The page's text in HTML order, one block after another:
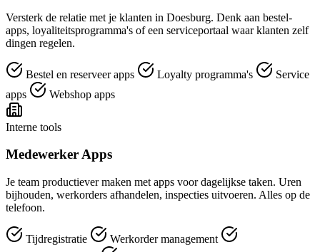
Versterk de relatie met je klanten in Doesburg. Denk aan bestel-
apps, loyaliteitsprogramma's of een serviceportaal waar klanten zelf
dingen regelen.
Bestel en reserveer apps Loyalty programma's
Service
apps
Webshop apps
Interne tools
Medewerker Apps
Je team productiever maken met apps voor dagelijkse taken. Uren
bijhouden, werkorders afhandelen, inspecties uitvoeren. Alles op de
telefoon.
Tijdregistratie
Werkorder management